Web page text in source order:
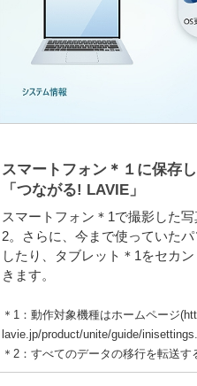
スマートフォン＊１に保存
「つながる! LAVIE」
スマートフォン＊1で撮影した
2。さらに、今まで使っていた
したり、タブレット＊1をセカ
きます。
＊1：動作対象機種はホームページ
lavie.jp/product/unite/guide/
＊2：すべてのデータの移行を転送す